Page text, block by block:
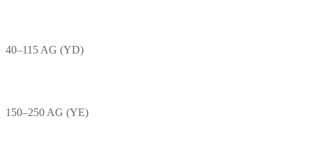
40–115 AG (YD)
150–250 AG (YE)